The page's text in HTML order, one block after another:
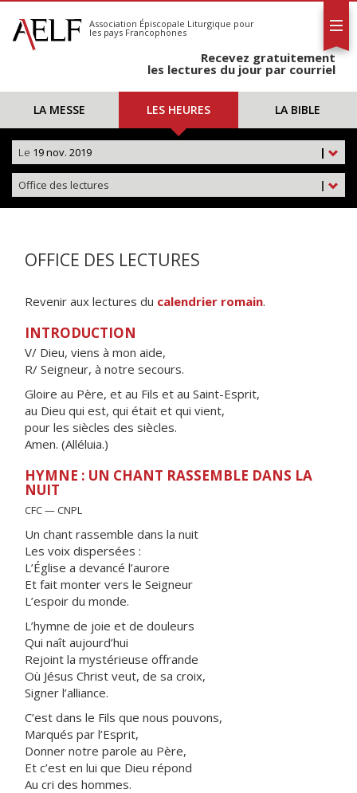
S'abonner
Calendrier
Association Épiscopale Liturgique pour
les pays Francophones
Recevez gratuitement
les lectures du jour par courriel
LA MESSE LES HEURES LA BIBLE
|
Le 19 nov. 2019
|
Office des lectures
OFFICE DES LECTURES
Revenir aux lectures du calendrier romain.
INTRODUCTION
V/ Dieu, viens à mon aide,
R/ Seigneur, à notre secours.
Gloire au Père, et au Fils et au Saint-Esprit,
au Dieu qui est, qui était et qui vient,
pour les siècles des siècles.
Amen. (Alléluia.)
HYMNE : UN CHANT RASSEMBLE DANS LA
NUIT
CFC — CNPL
Un chant rassemble dans la nuit
Les voix dispersées :
L’Église a devancé l’aurore
Et fait monter vers le Seigneur
L’espoir du monde.
L’hymne de joie et de douleurs
Qui naît aujourd’hui
Rejoint la mystérieuse offrande
Où Jésus Christ veut, de sa croix,
Signer l’alliance.
C’est dans le Fils que nous pouvons,
Marqués par l’Esprit,
Donner notre parole au Père,
Et c’est en lui que Dieu répond
Au cri des hommes.